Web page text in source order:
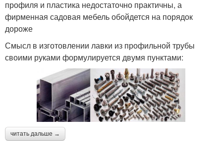
профиля и пластика недостаточно практичны, а
фирменная садовая мебель обойдется на порядок
дороже
Смысл в изготовлении лавки из профильной трубы
своими руками формулируется двумя пунктами:
читать дальше →